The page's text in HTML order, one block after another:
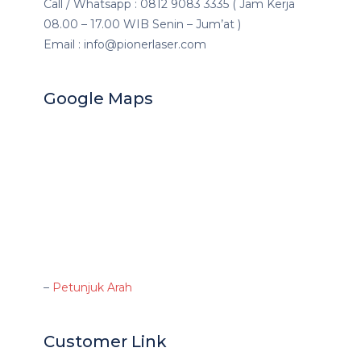
Call / Whatsapp : 0812 9083 3335 ( Jam Kerja
08.00 – 17.00 WIB Senin – Jum’at )
Email : info@pionerlaser.com
Google Maps
– Petunjuk Arah
Customer Link